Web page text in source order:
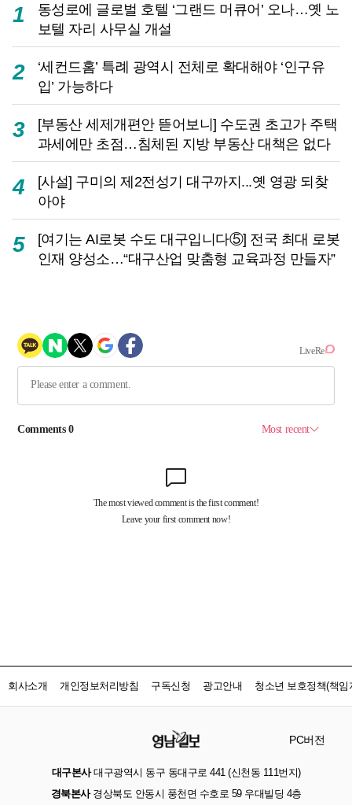
1
동성로에 글로벌 호텔 ‘그랜드 머큐어’ 오나…옛 노
보텔 자리 사무실 개설
2
‘세컨드홈’ 특례 광역시 전체로 확대해야 ‘인구유
입’ 가능하다
3
[부동산 세제개편안 뜯어보니] 수도권 초고가 주택
과세에만 초점…침체된 지방 부동산 대책은 없다
4
[사설] 구미의 제2전성기 대구까지...옛 영광 되찾
아야
5
[여기는 AI로봇 수도 대구입니다⑤] 전국 최대 로봇
인재 양성소…“대구산업 맞춤형 교육과정 만들자”
회사소개 개인정보처리방침 구독신청 광고안내 청소년 보호정책(책임
PC버전
대구본사대구광역시 동구 동대구로 441 (신천동 111번지)
경북본사경상북도 안동시 풍천면 수호로 59 우대빌딩 4층